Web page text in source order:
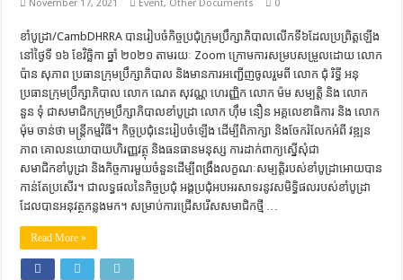
Call for Consultant: Documentation of Agroecology Best Practices
Training on Agroecology and Policy Advocacy through Constructive
Training on Group Management for Young Farmer Leaders (YFL)
Vacancy Announcement | Program Officer
CamboDHRRA Successfully Concludes Visioning Workshop for Strategic Plan
CamboDHRRA at the AsiaDHRRA SAP 2026–2030 Workshop
November 17, 2021 Event, Other Documents 0
ខាំបូដ្រា/CambDHRRA បានរៀបចំកិច្ចប្រជុំក្រុមប្រឹក្សាភិបាលលើកទី៦ដែលប្រព្រិត្តឡើង
នៅថ្ងៃទី ១៦ ខែវិច្ឆិកា ឆ្នាំ ២០២១ តាមរយៈ Zoom ក្រោមការសម្របសម្រួលដោយ លោក
ប៉ាន សុភាព ប្រធានក្រុមប្រឹក្សាភិបាល និងមានការអញ្ជើញចូលរួមពី លោក ជុំ រិទ្ធី អនុ
ប្រធានក្រុមប្រឹក្សាភិបាល លោក ណេត សុវណ្ណ ហេរញ្ញិក លោក ម៉ម សម្បត្តិ និង លោក
នួន ទុំ ជាសមាជិកក្រុមប្រឹក្សាភិបាលខាំបូដ្រា លោក ហ៊ឹម នឿន អគ្គលេខាធិការ និង លោក
ម៉ុម ចាន់ថា មន្រ្តីកម្មវិធី។ កិច្ចប្រជុំនេះរៀបចំឡើង ដើម្បីពិភាក្សា និងចែករំលែកអំពី វឌ្ឍន
ភាព គោលនយោបាយហិរញ្ញវត្ថុ និងធនធានមនុស្ស ការដាក់ពាក្យស្នើសុំជា
សមាជិកខាំបូដ្រា និងកិច្ចការមួយចំនួនដើម្បីពង្រឹងលក្ខណៈសម្បត្តិរបស់ខាំបូដ្រាអោយបាន
កាន់តែប្រសើរ។ ជាលទ្ធផលនៃកិច្ចប្រជុំ អង្គប្រជុំអបអរសាទរនូវសមិទ្ធិផលរបស់ខាំបូដ្រា
ដែលបានអនុវត្ថកន្លងមក។ សម្រាប់ការជ្រើសរើសសមាជិកថ្មី …
Read More »